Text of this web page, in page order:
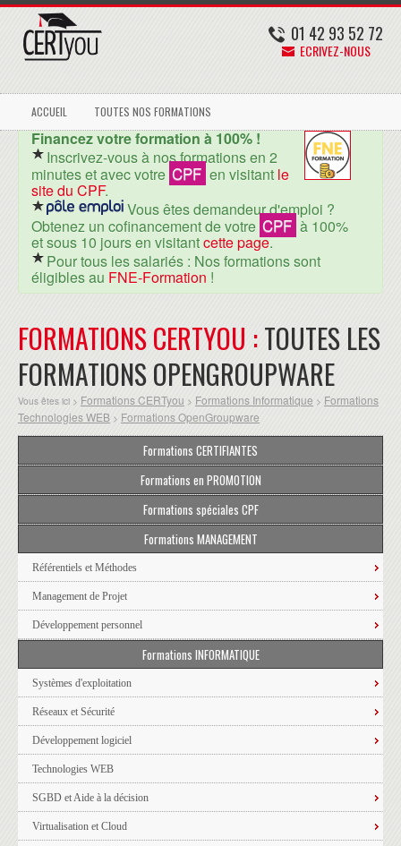
01 42 93 52 72
ECRIVEZ-NOUS
ACCUEIL TOUTES NOS FORMATIONS
Financez votre formation à 100% !
Inscrivez-vous à nos formations en 2
minutes et avec votre CPF en visitant le
site du CPF.
Vous êtes demandeur d'emploi ?
Obtenez un cofinancement de votre CPF à 100%
et sous 10 jours en visitantcette page.
Pour tous les salariés : Nos formations sont
éligibles au FNE-Formation !
FORMATIONS CERTYOU :TOUTES LES
FORMATIONS OPENGROUPWARE
Vous êtes ici > Formations CERTyou > Formations Informatique > Formations
Technologies WEB > Formations OpenGroupware
Formations CERTIFIANTES
Formations en PROMOTION
Formations spéciales CPF
Formations MANAGEMENT
Référentiels et Méthodes
Management de Projet
Développement personnel
Formations INFORMATIQUE
Systèmes d'exploitation
Réseaux et Sécurité
Développement logiciel
Technologies WEB
SGBD et Aide à la décision
Virtualisation et Cloud